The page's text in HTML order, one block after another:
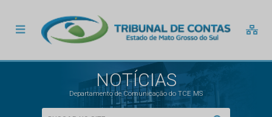
NOTÍCIAS
Departamento de Comunicação do TCE MS